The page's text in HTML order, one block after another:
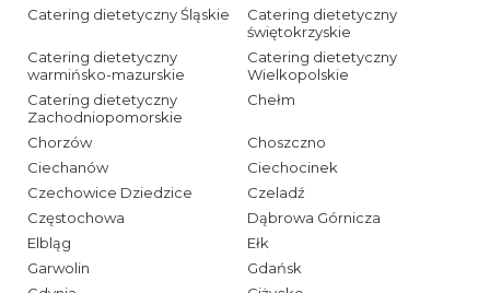
Catering dietetyczny Śląskie
Catering dietetyczny
świętokrzyskie
Catering dietetyczny
warmińsko-mazurskie
Catering dietetyczny
Wielkopolskie
Catering dietetyczny
Zachodniopomorskie
Chełm
Chorzów
Choszczno
Ciechanów
Ciechocinek
Czechowice Dziedzice
Czeladź
Częstochowa
Dąbrowa Górnicza
Elbląg
Ełk
Garwolin
Gdańsk